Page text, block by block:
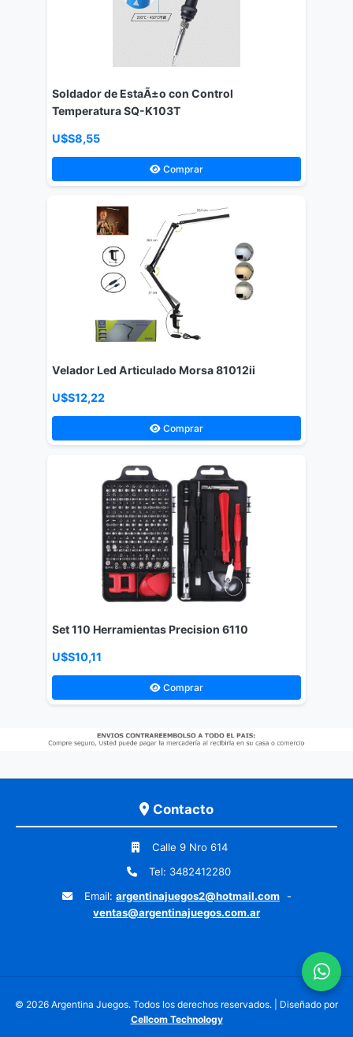
Soldador de EstaÃ±o con Control
Temperatura SQ-K103T
U$S8,55
Comprar
Velador Led Articulado Morsa 81012ii
U$S12,22
Comprar
Set 110 Herramientas Precision 6110
U$S10,11
Comprar
Contacto
Calle 9 Nro 614
Tel: 3482412280
Email: argentinajuegos2@hotmail.com
-
ventas@argentinajuegos.com.ar
© 2026 Argentina Juegos. Todos los derechos reservados. | Diseñado por
Cellcom Technology